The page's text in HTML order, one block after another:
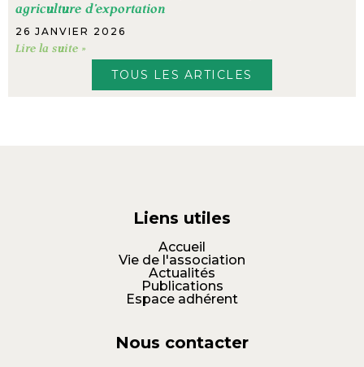
agriculture d’exportation
26 JANVIER 2026
Lire la suite »
TOUS LES ARTICLES
Liens utiles
Accueil
Vie de l'association
Actualités
Publications
Espace adhérent
Nous contacter